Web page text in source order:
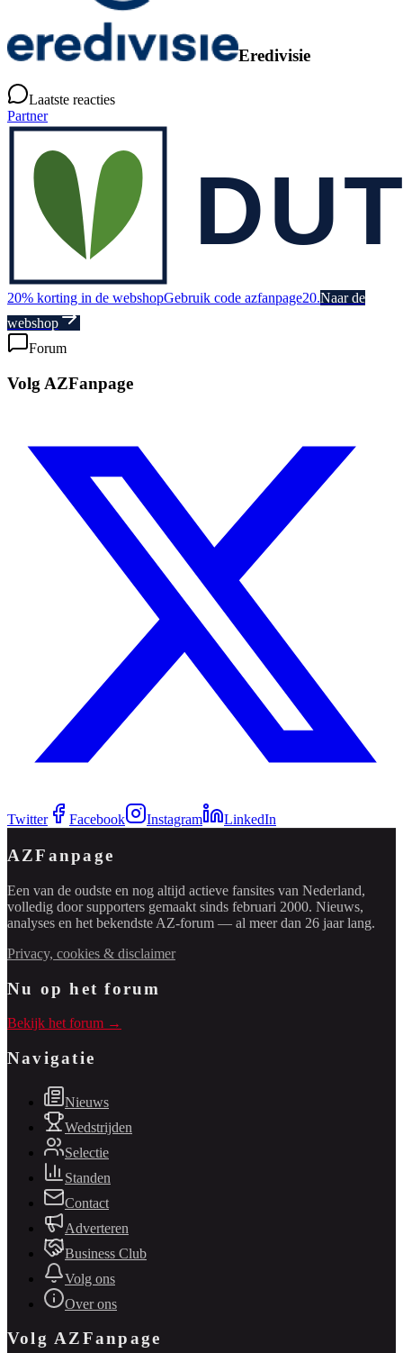
Eredivisie
Laatste reacties
Partner
20% korting in de webshopGebruik code azfanpage20.Naar de
webshop
Forum
Volg AZFanpage
Twitter Facebook Instagram LinkedIn
AZFanpage
Een van de oudste en nog altijd actieve fansites van Nederland,
volledig door supporters gemaakt sinds februari 2000. Nieuws,
analyses en het bekendste AZ-forum — al meer dan 26 jaar lang.
Privacy, cookies & disclaimer
Nu op het forum
Bekijk het forum →
Navigatie
Nieuws
Wedstrijden
Selectie
Standen
Contact
Adverteren
Business Club
Volg ons
Over ons
Volg AZFanpage